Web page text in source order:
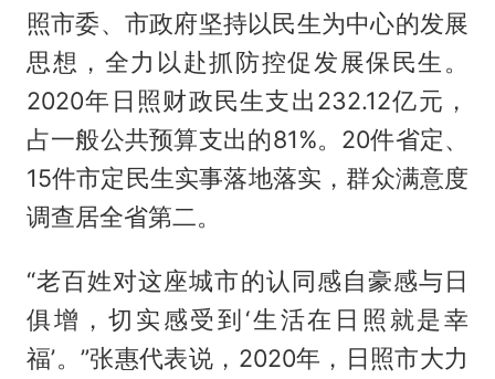
照市委、市政府坚持以民生为中心的发展
思想，全力以赴抓防控促发展保民生。
2020年日照财政民生支出232.12亿元，
占一般公共预算支出的81%。20件省定、
15件市定民生实事落地落实，群众满意度
调查居全省第二。
“老百姓对这座城市的认同感自豪感与日
俱增，切实感受到‘生活在日照就是幸
福’。”张惠代表说，2020年，日照市大力